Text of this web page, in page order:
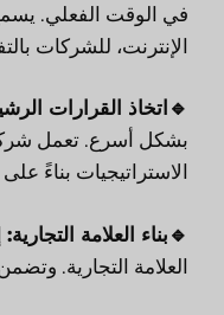
في الوقت الفعلي.
الإنترنت، للشركات
🔹 اتخاذ القرارات
بشكل أسرع. تعمل
الاستراتيجيات بناءً
🔹 بناء العلامة التجارية:
العلامة التجارية.